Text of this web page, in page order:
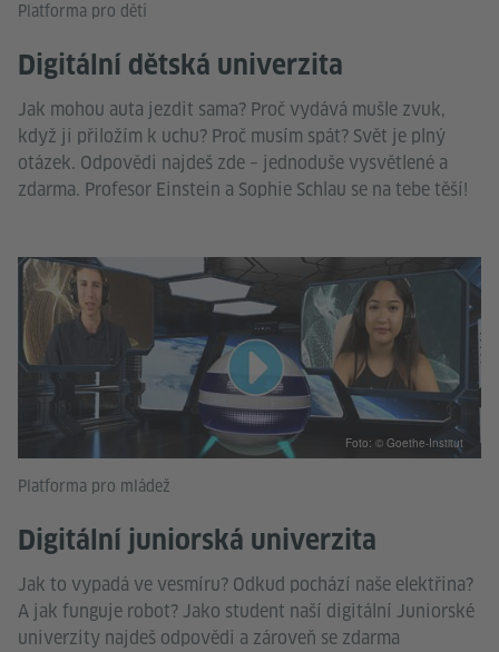
Platforma pro děti
Digitální dětská univerzita
Jak mohou auta jezdit sama? Proč vydává mušle zvuk,
když ji přiložím k uchu? Proč musím spát? Svět je plný
otázek. Odpovědi najdeš zde – jednoduše vysvětlené a
zdarma. Profesor Einstein a Sophie Schlau se na tebe těší!
Platforma pro mládež
Digitální juniorská univerzita
Jak to vypadá ve vesmíru? Odkud pochází naše elektřina?
A jak funguje robot? Jako student naší digitální Juniorské
univerzity najdeš odpovědi a zároveň se zdarma
Foto: © Goethe-Institut